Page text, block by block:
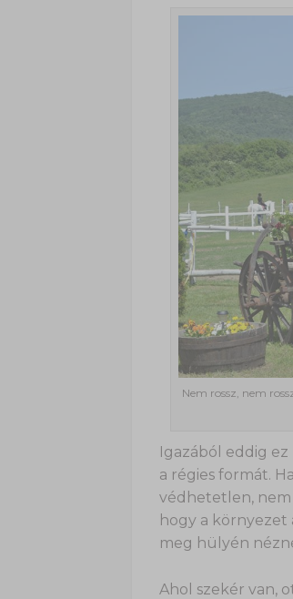
Nem rossz, nem
Igazából eddig
a régies formát.
védhetetlen, nem
hogy a
meg hülyén
Ahol szekér van,